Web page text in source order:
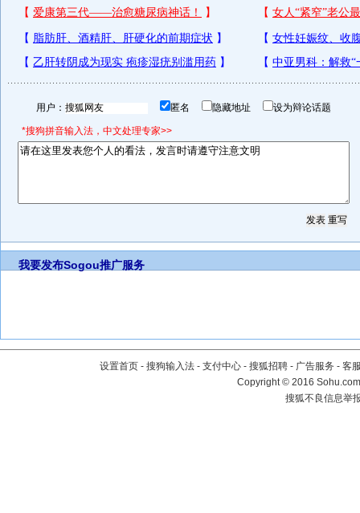
用户： 匿名 隐藏地址 设为辩论话题
*搜狗拼音输入法，中文处理专家>>
我要发布Sogou推广服务
设置首页 - 搜狗输入法 - 支付中心 - 搜狐招聘 - 广告服务 - 客
Copyright©2016
搜狐不良信息举